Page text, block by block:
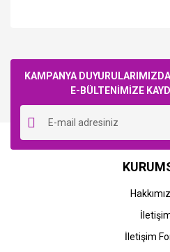
KAMPANYA
E-BÜLTENİMİZE
İletişim